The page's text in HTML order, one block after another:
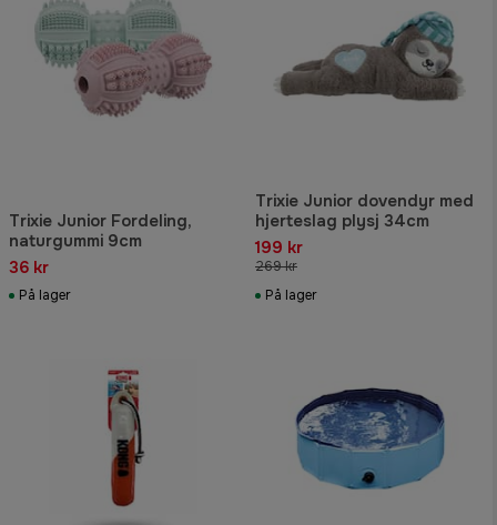
Trixie Junior Fordeling,
naturgummi 9cm
36 kr
På lager
Trixie Junior dovendyr med
hjerteslag plysj 34cm
199 kr
269 kr
På lager